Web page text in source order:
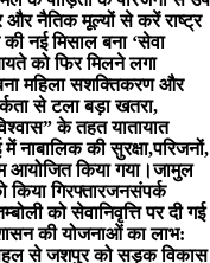
और नैतिक मूल्यों से करें राष्ट्र
नई मिसाल बना ‘सेवा
को फिर मिलने लगा
महिला सशक्तिकरण और
से टला बड़ा खतरा,
के तहत यातायात
नाबालिक की सुरक्षा,परिजनों,
आयोजित किया गया।जामुल
गिरफ्तारजनसंपर्क
को सेवानिवृत्ति पर दी गई
की योजनाओं का लाभ:
से जशपुर को सड़क विकास